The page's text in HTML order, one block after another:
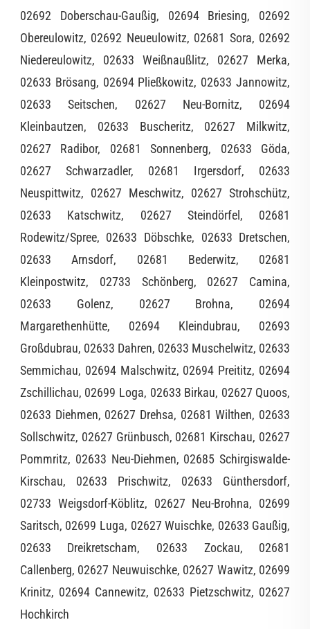
02692 Doberschau-Gaußig, 02694 Briesing, 02692
Obereulowitz, 02692 Neueulowitz, 02681 Sora, 02692
Niedereulowitz, 02633 Weißnaußlitz, 02627 Merka,
02633 Brösang, 02694 Pließkowitz, 02633 Jannowitz,
02633 Seitschen, 02627 Neu-Bornitz, 02694
Kleinbautzen, 02633 Buscheritz, 02627 Milkwitz,
02627 Radibor, 02681 Sonnenberg, 02633 Göda,
02627 Schwarzadler, 02681 Irgersdorf, 02633
Neuspittwitz, 02627 Meschwitz, 02627 Strohschütz,
02633 Katschwitz, 02627 Steindörfel, 02681
Rodewitz/Spree, 02633 Döbschke, 02633 Dretschen,
02633 Arnsdorf, 02681 Bederwitz, 02681
Kleinpostwitz, 02733 Schönberg, 02627 Camina,
02633 Golenz, 02627 Brohna, 02694
Margarethenhütte, 02694 Kleindubrau, 02693
Großdubrau, 02633 Dahren, 02633 Muschelwitz, 02633
Semmichau, 02694 Malschwitz, 02694 Preititz, 02694
Zschillichau, 02699 Loga, 02633 Birkau, 02627 Quoos,
02633 Diehmen, 02627 Drehsa, 02681 Wilthen, 02633
Sollschwitz, 02627 Grünbusch, 02681 Kirschau, 02627
Pommritz, 02633 Neu-Diehmen, 02685 Schirgiswalde-
Kirschau, 02633 Prischwitz, 02633 Günthersdorf,
02733 Weigsdorf-Köblitz, 02627 Neu-Brohna, 02699
Saritsch, 02699 Luga, 02627 Wuischke, 02633 Gaußig,
02633 Dreikretscham, 02633 Zockau, 02681
Callenberg, 02627 Neuwuischke, 02627 Wawitz, 02699
Krinitz, 02694 Cannewitz, 02633 Pietzschwitz, 02627
Hochkirch